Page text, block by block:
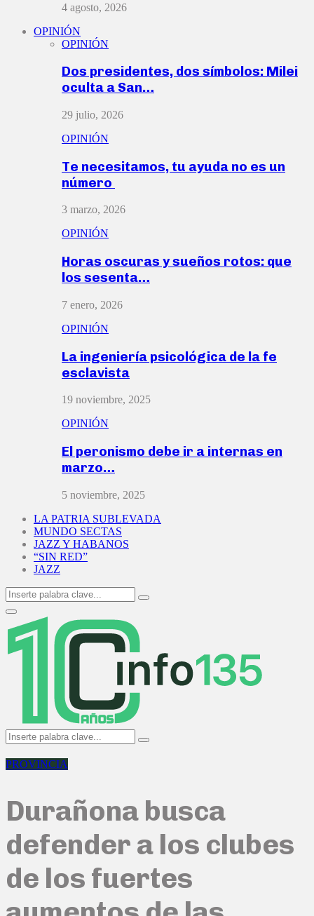
4 agosto, 2026
OPINIÓN
OPINIÓN
Dos presidentes, dos símbolos: Milei
oculta a San…
29 julio, 2026
OPINIÓN
Te necesitamos, tu ayuda no es un
número
3 marzo, 2026
OPINIÓN
Horas oscuras y sueños rotos: que
los sesenta…
7 enero, 2026
OPINIÓN
La ingeniería psicológica de la fe
esclavista
19 noviembre, 2025
OPINIÓN
El peronismo debe ir a internas en
marzo…
5 noviembre, 2025
LA PATRIA SUBLEVADA
MUNDO SECTAS
JAZZ Y HABANOS
“SIN RED”
JAZZ
Search
for:
Search
Primary
Menu
Search
for:
Search
PROVINCIA
Durañona busca
defender a los clubes
de los fuertes